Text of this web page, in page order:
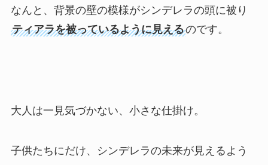
なんと、背景の壁の模様がシンデレラの頭に被り
ティアラを被っているように見えるのです。
大人は一見気づかない、小さな仕掛け。
子供たちにだけ、シンデレラの未来が見えるよう